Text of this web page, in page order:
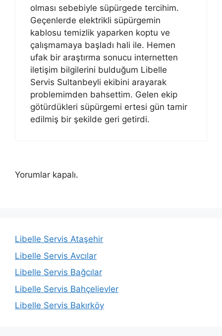
olması sebebiyle süpürgede tercihim.
Geçenlerde elektrikli süpürgemin
kablosu temizlik yaparken koptu ve
çalışmamaya başladı hali ile. Hemen
ufak bir araştırma sonucu internetten
iletişim bilgilerini bulduğum Libelle
Servis Sultanbeyli ekibini arayarak
problemimden bahsettim. Gelen ekip
götürdükleri süpürgemi ertesi gün tamir
edilmiş bir şekilde geri getirdi.
Yorumlar kapalı.
Libelle Servis Ataşehir
Libelle Servis Avcılar
Libelle Servis Bağcılar
Libelle Servis Bahçelievler
Libelle Servis Bakırköy